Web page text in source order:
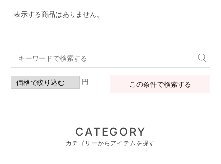
表示する商品はありません。
円 この条件で検索する
CATEGORY
カテゴリーからアイテムを探す